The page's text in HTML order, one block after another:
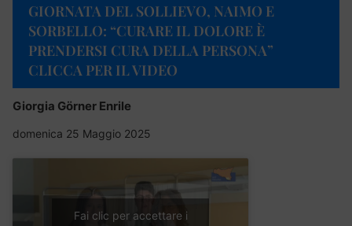
GIORNATA DEL SOLLIEVO, NAIMO E
SORBELLO: “CURARE IL DOLORE È
PRENDERSI CURA DELLA PERSONA”
CLICCA PER IL VIDEO
Giorgia Görner Enrile
domenica 25 Maggio 2025
Fai clic per accettare i